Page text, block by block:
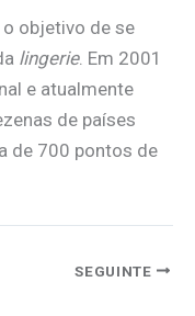
objetivo de se
lingerie. Em 2001
e atualmente
de países
de 700 pontos de
SEGUINTE